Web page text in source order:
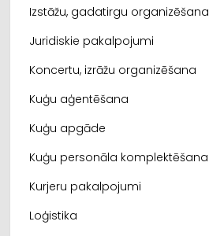
Izstāžu, gadatirgu organizēšana
Juridiskie pakalpojumi
Koncertu, izrāžu organizēšana
Kuģu aģentēšana
Kuģu apgāde
Kuģu personāla komplektēšana
Kurjeru pakalpojumi
Loģistika